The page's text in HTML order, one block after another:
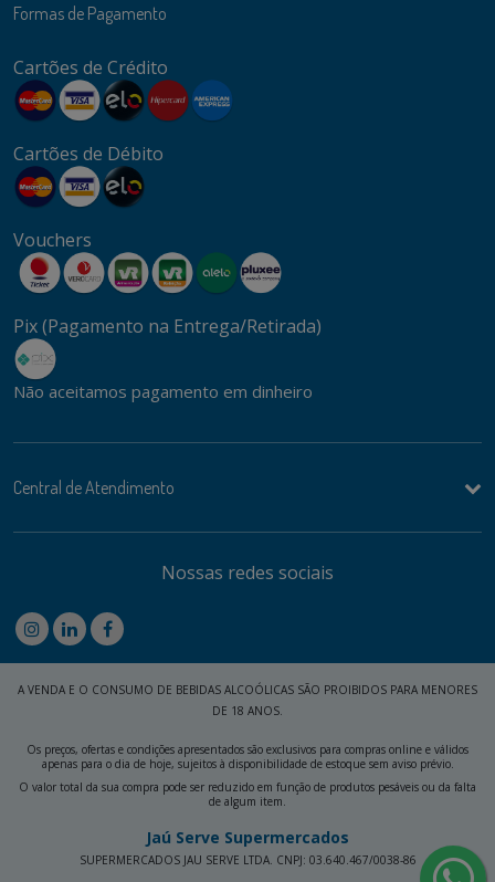
Formas de Pagamento
Cartões de Crédito
Cartões de Débito
Vouchers
Pix (Pagamento na Entrega/Retirada)
Não aceitamos pagamento em dinheiro
Central de Atendimento
Nossas redes sociais
A VENDA E O CONSUMO DE BEBIDAS ALCOÓLICAS SÃO PROIBIDOS PARA MENORES
DE 18 ANOS.
Os preços, ofertas e condições apresentados são exclusivos para compras online e válidos
apenas para o dia de hoje, sujeitos à disponibilidade de estoque sem aviso prévio.
O valor total da sua compra pode ser reduzido em função de produtos pesáveis ou da falta
de algum item.
Jaú Serve Supermercados
SUPERMERCADOS JAU SERVE LTDA. CNPJ: 03.640.467/0038-86